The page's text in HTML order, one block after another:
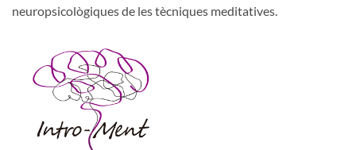
neuropsicològiques de les tècniques meditatives.